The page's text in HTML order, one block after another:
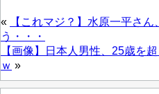
«
【これマジ？】水原一平さ
う・・・
【画像】日本人男性、25歳を
ｗ »